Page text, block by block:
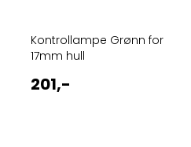
Kontrollampe Grønn for
17mm hull
201,-